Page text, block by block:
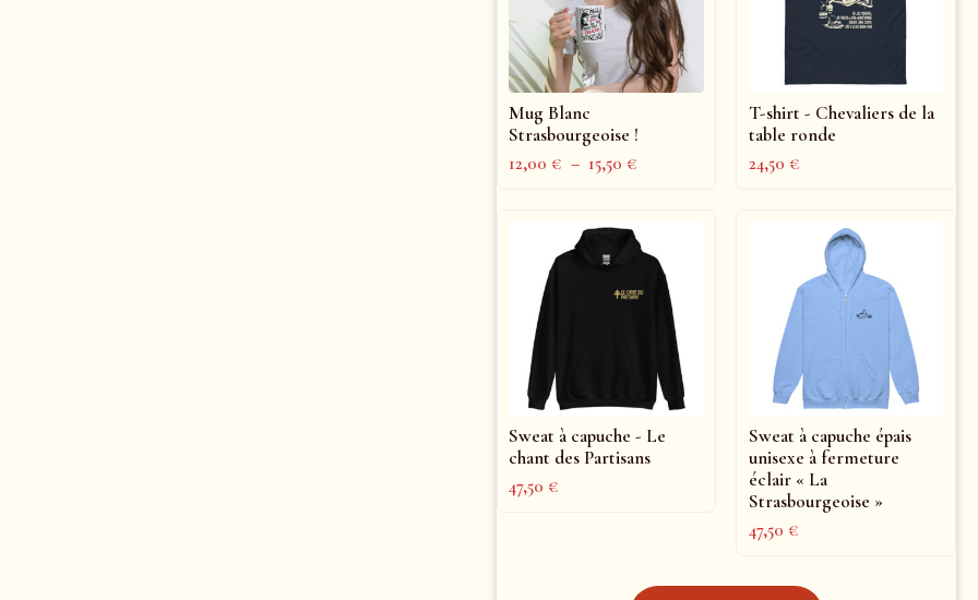
Mug Blanc
Strasbourgeoise !
12,00€ – 15,50€
T-shirt - Chevaliers de la
table ronde
24,50€
Sweat à capuche - Le
chant des Partisans
47,50€
Sweat à capuche épais
unisexe à fermeture
éclair « La
Strasbourgeoise »
47,50€